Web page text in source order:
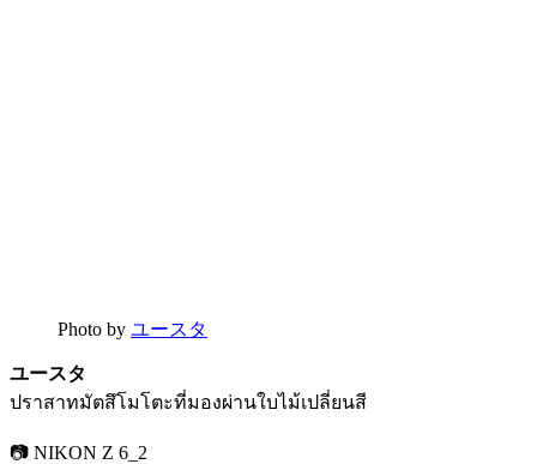
Photo by ユースタ
ユースタ
ปราสาทมัตสึโมโตะที่มองผ่านใบไม้เปลี่ยนสี
📷 NIKON Z 6_2